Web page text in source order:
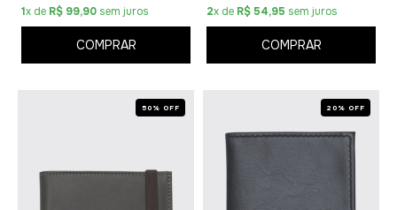
1x de R$ 99,90 sem juros
COMPRAR
2x de R$ 54,95 sem juros
COMPRAR
50% OFF 20% OFF